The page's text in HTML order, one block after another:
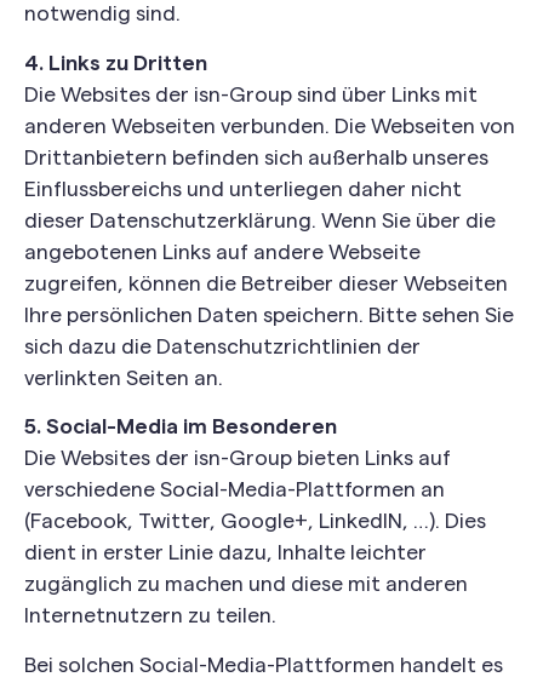
notwendig sind.
4. Links zu Dritten
Die Websites der isn-Group sind über Links mit
anderen Webseiten verbunden. Die Webseiten von
Drittanbietern befinden sich außerhalb unseres
Einflussbereichs und unterliegen daher nicht
dieser Datenschutzerklärung. Wenn Sie über die
angebotenen Links auf andere Webseite
zugreifen, können die Betreiber dieser Webseiten
Ihre persönlichen Daten speichern. Bitte sehen Sie
sich dazu die Datenschutzrichtlinien der
verlinkten Seiten an.
5. Social-Media im Besonderen
Die Websites der isn-Group bieten Links auf
verschiedene Social-Media-Plattformen an
(Facebook, Twitter, Google+, LinkedIN, …). Dies
dient in erster Linie dazu, Inhalte leichter
zugänglich zu machen und diese mit anderen
Internetnutzern zu teilen.
Bei solchen Social-Media-Plattformen handelt es